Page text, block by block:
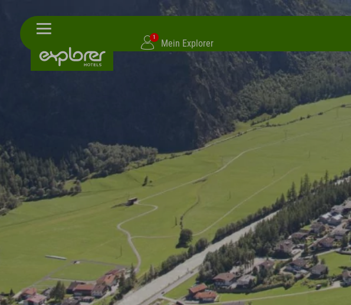
1
Mein Explorer